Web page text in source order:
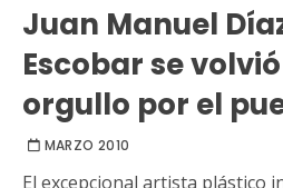
Juan Manuel
Escobar se
orgullo por el
MARZO 2010
El excepcional artista plástico